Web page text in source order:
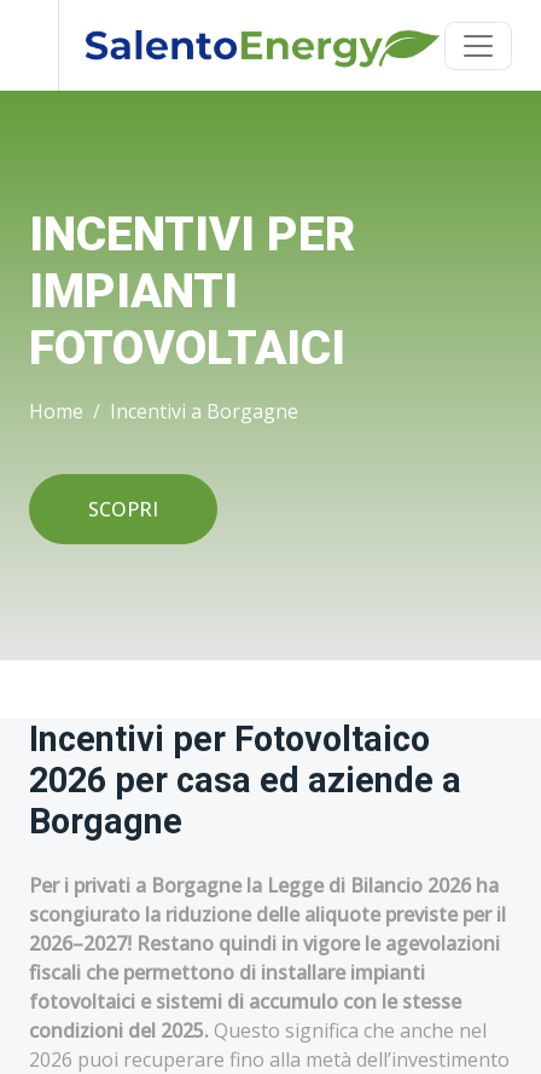
INCENTIVI PER
IMPIANTI
FOTOVOLTAICI
Home Incentivi a Borgagne
SCOPRI
Incentivi per Fotovoltaico
2026 per casa ed aziende a
Borgagne
Per i privati a Borgagne la Legge di Bilancio 2026 ha
scongiurato la riduzione delle aliquote previste per il
2026–2027! Restano quindi in vigore le agevolazioni
fiscali che permettono di installare impianti
fotovoltaici e sistemi di accumulo con le stesse
condizioni del 2025. Questo significa che anche nel
2026 puoi recuperare fino alla metà dell’investimento